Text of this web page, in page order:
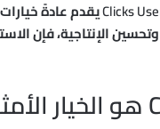
Clicksيقدم عادةً
الإنتاجية، فإن